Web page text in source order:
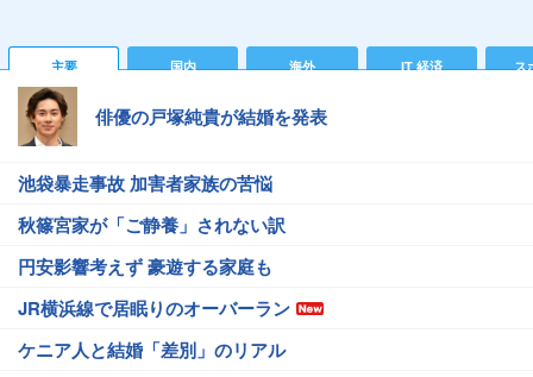
主要 国内 海外 IT 経済 ス
俳優の戸塚純貴が結婚を発表
池袋暴走事故 加害者家族の苦悩
秋篠宮家が「ご静養」されない訳
円安影響考えず 豪遊する家庭も
JR横浜線で居眠りのオーバーラン
ケニア人と結婚「差別」のリアル